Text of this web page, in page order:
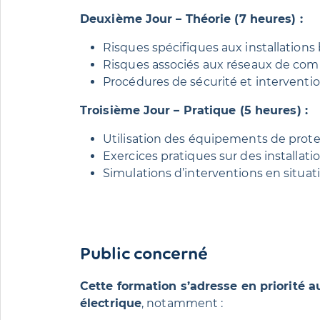
Deuxième Jour – Théorie (7 heures) :
Risques spécifiques aux installations
Risques associés aux réseaux de
Procédures de sécurité et
Troisième Jour – Pratique (5 heures) :
Utilisation des équipements de
Exercices pratiques sur des
Simulations d’interventions en
Public concerné
Cette formation s’adresse en priorité
électrique, notamment :